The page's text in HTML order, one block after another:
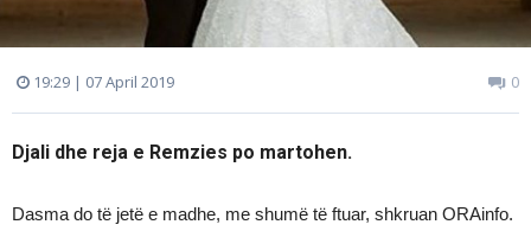
19:29 | 07 April 2019 0
Djali dhe reja e Remzies po martohen.
Dasma do të jetë e madhe, me shumë të ftuar, shkruan ORAinfo.